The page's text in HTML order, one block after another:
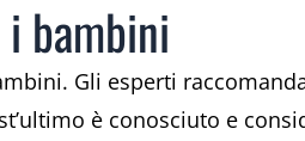
bambini
Gli esperti
è conosciuto e